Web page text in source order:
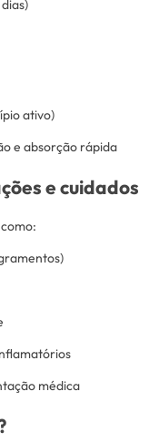
ativo)
e absorção rápida
e cuidados
médica